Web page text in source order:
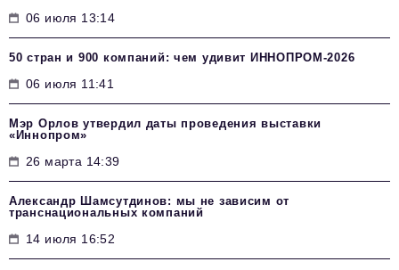
06 июля 13:14
50 стран и 900 компаний: чем удивит ИННОПРОМ‑2026
06 июля 11:41
Мэр Орлов утвердил даты проведения выставки
«Иннопром»
26 марта 14:39
Александр Шамсутдинов: мы не зависим от
транснациональных компаний
14 июля 16:52